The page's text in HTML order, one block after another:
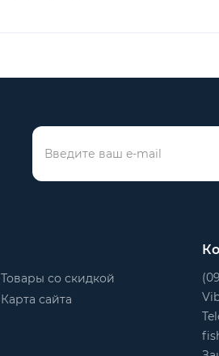
Товары со скидкой
Карта сайта